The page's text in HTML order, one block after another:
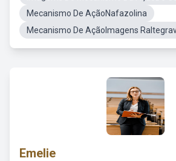
Mecanismo De AçãoNafazolina
Mecanismo De AçãoImagens
Emelie